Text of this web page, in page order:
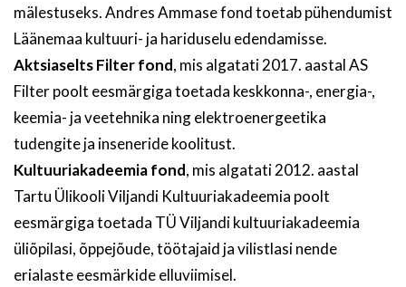
mälestuseks. Andres Ammase fond toetab pühendumist
Läänemaa kultuuri- ja hariduselu edendamisse.
Aktsiaselts Filter fond, mis algatati 2017. aastal AS
Filter poolt eesmärgiga toetada keskkonna-, energia-,
keemia- ja veetehnika ning elektroenergeetika
tudengite ja inseneride koolitust.
Kultuuriakadeemia fond, mis algatati 2012. aastal
Tartu Ülikooli Viljandi Kultuuriakadeemia poolt
eesmärgiga toetada TÜ Viljandi kultuuriakadeemia
üliõpilasi, õppejõude, töötajaid ja vilistlasi nende
erialaste eesmärkide elluviimisel.